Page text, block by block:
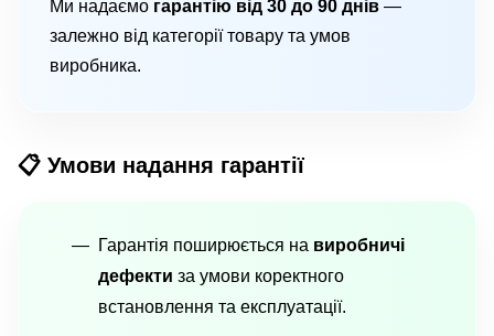
Ми надаємо гарантію від 30 до 90 днів —
залежно від категорії товару та умов
виробника.
📋 Умови надання гарантії
Гарантія поширюється на виробничі
дефекти за умови коректного
встановлення та експлуатації.